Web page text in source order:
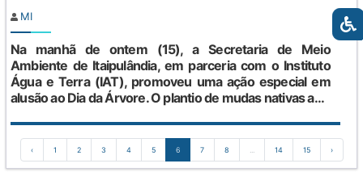
MI
Na manhã de ontem (15), a Secretaria de Meio
Ambiente de Itaipulândia, em parceria com o Instituto
Água e Terra (IAT), promoveu uma ação especial em
alusão ao Dia da Árvore. O plantio de mudas nativas a...
‹ 1 2 3 4 5 6 7 8 14 15 ›